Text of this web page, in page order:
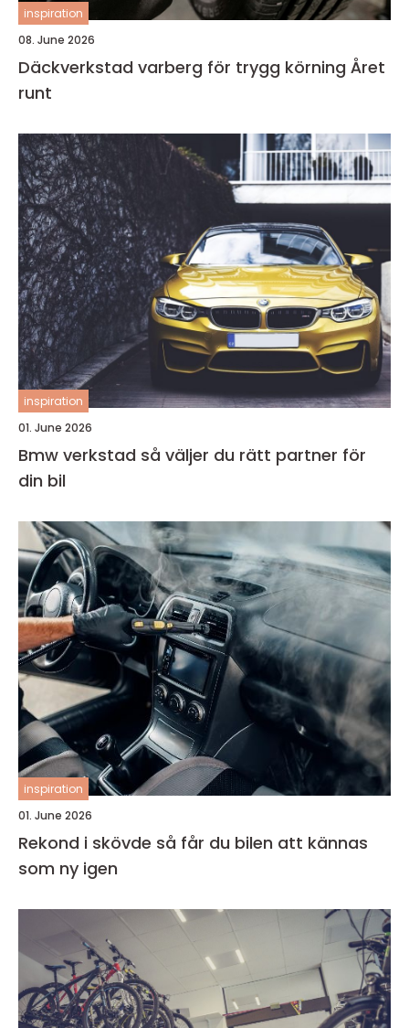
inspiration
08. June 2026
Däckverkstad varberg för trygg körning Året
runt
inspiration
01. June 2026
Bmw verkstad så väljer du rätt partner för
din bil
inspiration
01. June 2026
Rekond i skövde så får du bilen att kännas
som ny igen